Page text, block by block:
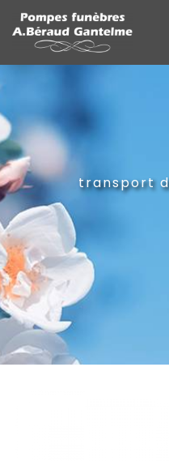
Panneau de gestion des
transport